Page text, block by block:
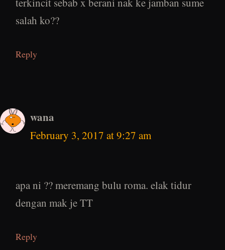
salah ko??
Reply
wana
February 3, 2017 at 9:27 am
apa ni ?? meremang bulu roma. elak tidur
dengan mak je TT
Reply